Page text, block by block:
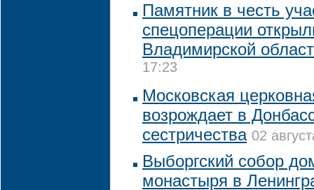
Памятник в честь
спецоперации
Владимирской
17:23
Московская
возрождает в
сестричества 02
Выборгский собор
монастыря в